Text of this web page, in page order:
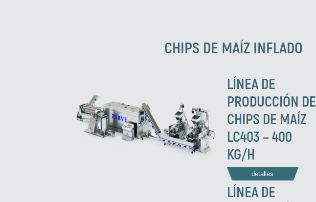
CHIPS DE MAÍZ INFLADO
LÍNEA DE
PRODUCCIÓN DE
CHIPS DE MAÍZ
LC403 – 400
KG/H
detalles
LÍNEA DE